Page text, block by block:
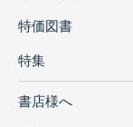
特価図書
特集
書店様へ